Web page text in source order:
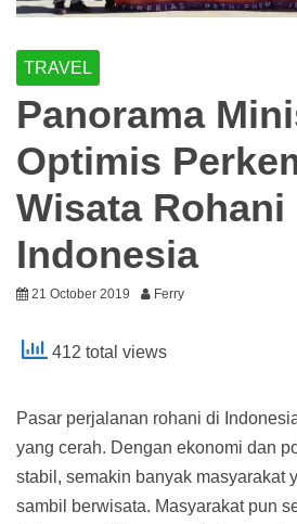
TRAVEL
Panorama
Optimis
Wisata Rohani
Indonesia
21 October 2019 Ferry
412 total views
Pasar perjalanan rohani di
yang cerah. Dengan ekonomi dan
stabil, semakin banyak masyarakat
sambil berwisata. Masyarakat pun